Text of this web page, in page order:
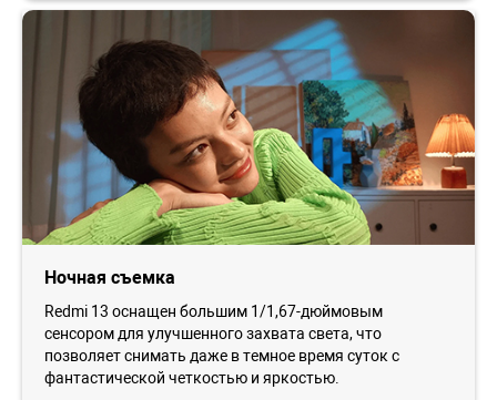
Ночная съемка
Redmi 13 оснащен большим 1/1,67-дюймовым
сенсором для улучшенного захвата света, что
позволяет снимать даже в темное время суток с
фантастической четкостью и яркостью.